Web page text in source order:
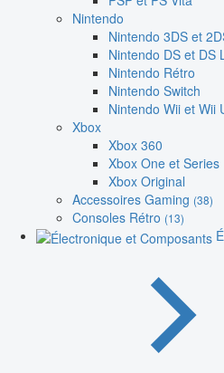
Nintendo
Nintendo 3DS et
Nintendo DS et DS
Nintendo Rétro
Nintendo Switch
Nintendo Wii et Wii
Xbox
Xbox 360
Xbox One et Series
Xbox Original
Accessoires Gaming (38)
Consoles Rétro (13)